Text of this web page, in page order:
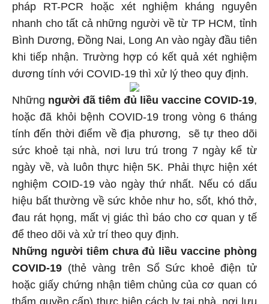
pháp RT-PCR hoặc xét nghiệm kháng nguyên
nhanh cho tất cả những người về từ TP HCM, tỉnh
Bình Dương, Đồng Nai, Long An vào ngày đầu tiên
khi tiếp nhận. Trường hợp có kết quả xét nghiệm
dương tính với COVID-19 thì xử lý theo quy định.
Những người đã tiêm đủ liều vaccine COVID-19,
hoặc đã khỏi bệnh COVID-19 trong vòng 6 tháng
tính đến thời điểm về địa phương, sẽ tự theo dõi
sức khoẻ tại nhà, nơi lưu trú trong 7 ngày kể từ
ngày về, và luôn thực hiện 5K. Phải thực hiện xét
nghiệm COID-19 vào ngày thứ nhất. Nếu có dấu
hiệu bất thường về sức khỏe như ho, sốt, khó thở,
đau rát họng, mất vị giác thì báo cho cơ quan y tế
để theo dõi và xử trí theo quy định.
Những người tiêm chưa đủ liều vaccine phòng
COVID-19 (thẻ vàng trên Sổ Sức khoẻ điện tử
hoặc giấy chứng nhận tiêm chủng của cơ quan có